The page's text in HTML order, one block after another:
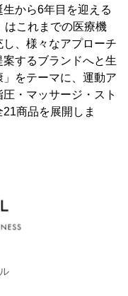
から6年目を迎える
はこれまでの医療機
、様々なアプローチ
するブランドへと生
をテーマに、運動ア
・マッサージ・スト
商品を展開しま